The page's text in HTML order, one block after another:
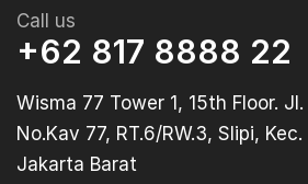
Call us
+62 817 8888 22
Wisma 77 Tower 1, 15th Floor.
No.Kav 77, RT.6/RW.3, Slipi,
Jakarta Barat